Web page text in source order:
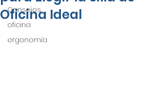
Consejos
oficina
ergonomía
Oficina Ideal